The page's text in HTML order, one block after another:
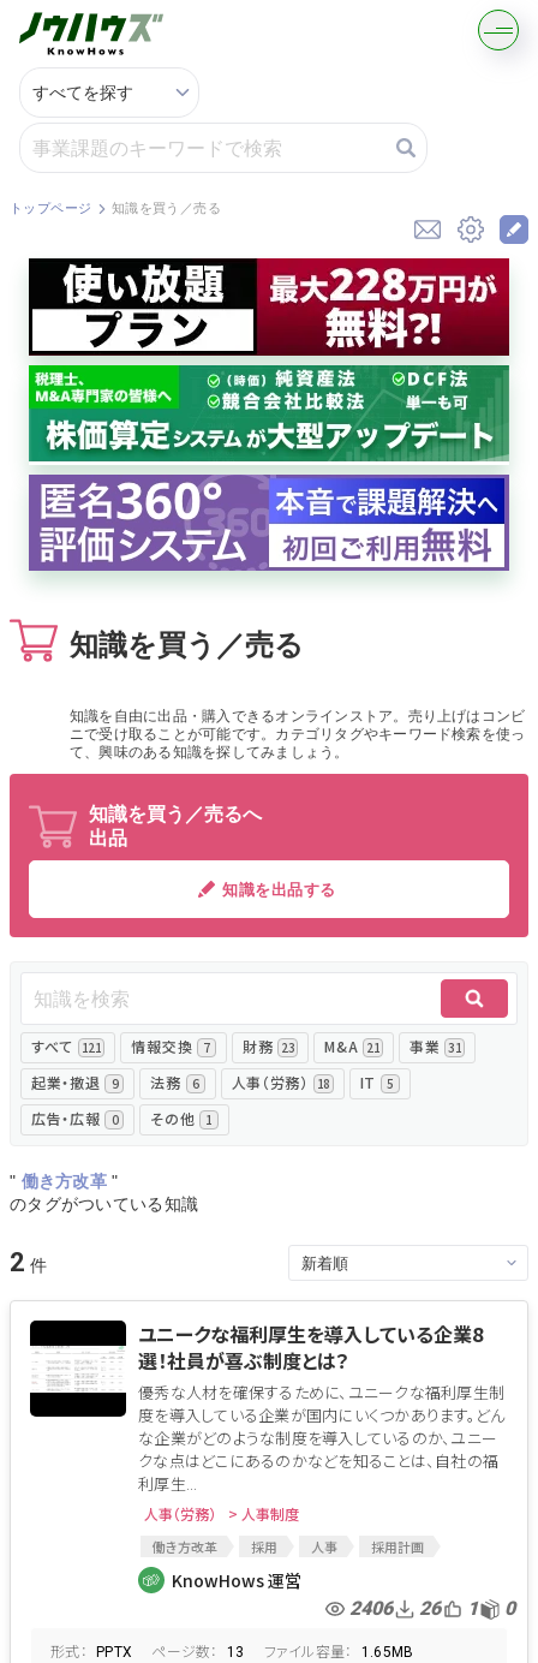
記事・コラムを読む
解決策を募集する
知識を買う／売る
契約書ひな型を探す
専門家に電話する
無料で株価を算定
資本政策を無料でお試し
無料でアンケート
匿名360°評価
ちょこっと相談とは？
新規会員登録
ログイン
トップページ 知識を買う／売る
知識を買う／売る
知識を自由に出品・購入できるオンラインストア。売り上げはコンビ
ニで受け取ることが可能です。カテゴリタグやキーワード検索を使っ
て、興味のある知識を探してみましょう。
知識を買う／売るへ
出品
知識を出品する
すべて 121 情報交換 7 財務 23 M&A 21 事業 31
起業・撤退 9 法務 6 人事（労務） 18 IT 5
広告・広報 0 その他 1
" 働き方改革"
のタグがついている知識
2
ユニークな福利厚生を導入している企業8
選！社員が喜ぶ制度とは？
優秀な人材を確保するために、ユニークな福利厚生制
度を導入している企業が国内にいくつかあります。どん
な企業がどのような制度を導入しているのか、ユニー
クな点はどこにあるのかなどを知ることは、自社の福
利厚生...
人事（労務） > 人事制度
働き方改革 採用 人事
採用計画
福利厚生
ユニークな制度
KnowHows 運営
2406 26 1 0
形式： PPTX ページ数： 13 ファイル容量： 1.65MB